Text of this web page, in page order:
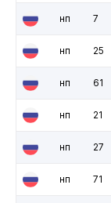
нп 7
нп 25
нп 61
нп 21
нп 27
нп 71